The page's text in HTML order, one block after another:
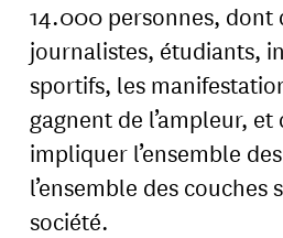
14.000 personnes, dont
journalistes, étudiants,
sportifs, les
gagnent de l’ampleur,
impliquer l’ensemble
l’ensemble des couches
société.